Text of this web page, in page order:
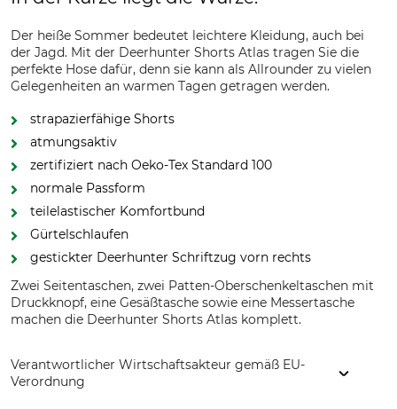
Der heiße Sommer bedeutet leichtere Kleidung, auch bei
der Jagd. Mit der Deerhunter Shorts Atlas tragen Sie die
perfekte Hose dafür, denn sie kann als Allrounder zu vielen
Gelegenheiten an warmen Tagen getragen werden.
strapazierfähige Shorts
atmungsaktiv
zertifiziert nach Oeko-Tex Standard 100
normale Passform
teilelastischer Komfortbund
Gürtelschlaufen
gestickter Deerhunter Schriftzug vorn rechts
Zwei Seitentaschen, zwei Patten-Oberschenkeltaschen mit
Druckknopf, eine Gesäßtasche sowie eine Messertasche
machen die Deerhunter Shorts Atlas komplett.
Verantwortlicher Wirtschaftsakteur gemäß EU-
Verordnung